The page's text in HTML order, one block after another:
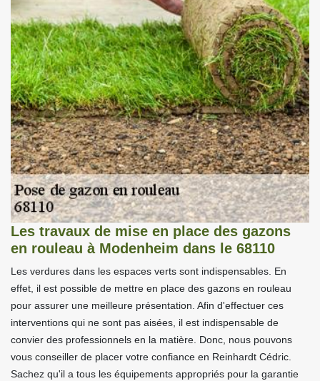
Les travaux de mise en place des gazons
en rouleau à Modenheim dans le 68110
Les verdures dans les espaces verts sont indispensables. En
effet, il est possible de mettre en place des gazons en rouleau
pour assurer une meilleure présentation. Afin d'effectuer ces
interventions qui ne sont pas aisées, il est indispensable de
convier des professionnels en la matière. Donc, nous pouvons
vous conseiller de placer votre confiance en Reinhardt Cédric.
Sachez qu'il a tous les équipements appropriés pour la garantie